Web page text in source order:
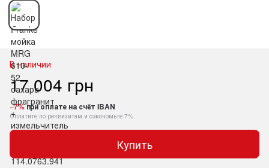
В наличии
17 004 грн
−7%при оплате на счёт IBAN
Оплатите по реквизитам и сэкономьте 7%
Купить